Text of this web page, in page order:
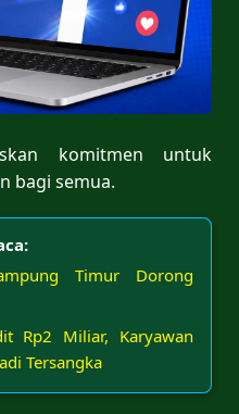
komitmen untuk
bagi semua.
Timur Dorong
Rp2 Miliar, Karyawan
Tersangka